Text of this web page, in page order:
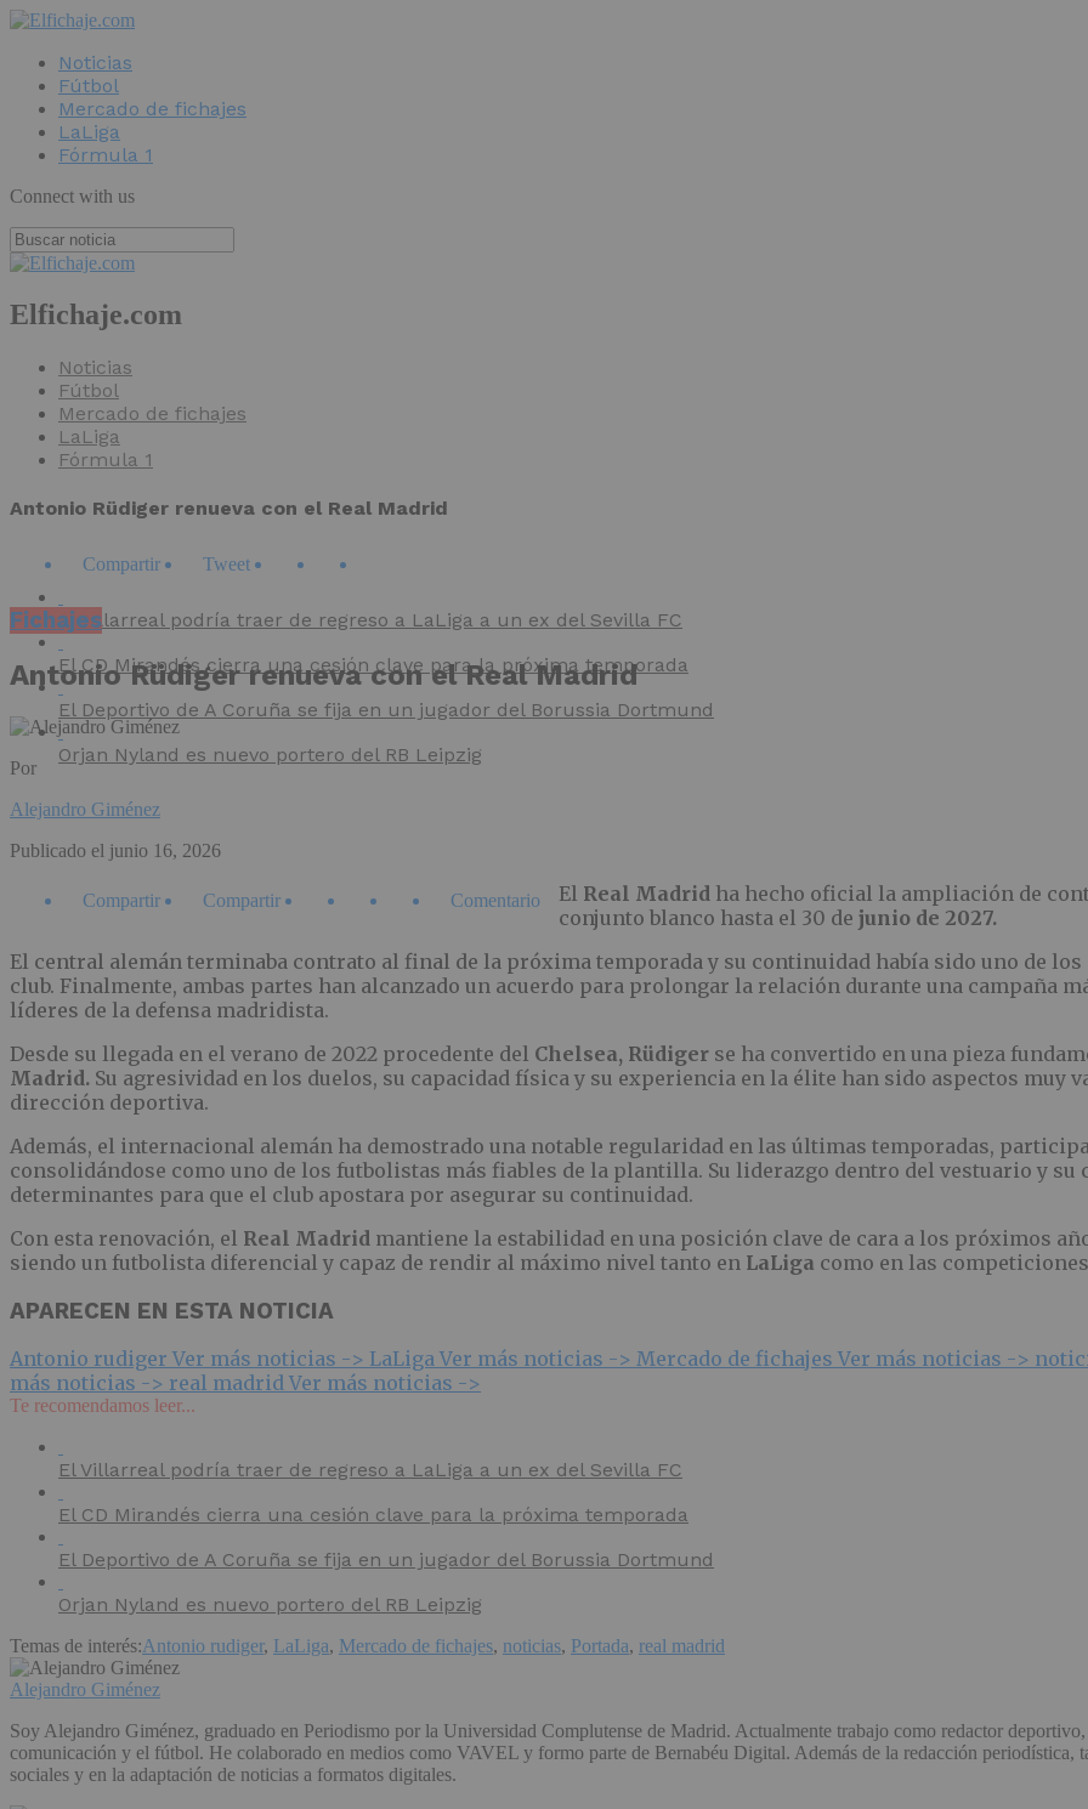
Noticias
Fútbol
Mercado de fichajes
LaLiga
Fórmula 1
Connect with us
Elfichaje.com
Noticias
Fútbol
Mercado de fichajes
LaLiga
Fórmula 1
Antonio Rüdiger renueva con el Real Madrid
Compartir Tweet
El Villarreal podría traer de regreso a LaLiga a un ex del Sevilla FC
El CD Mirandés cierra una cesión clave para la próxima temporada
El Deportivo de A Coruña se fija en un jugador del Borussia Dortmund
Orjan Nyland es nuevo portero del RB Leipzig
Fichajes
Antonio Rüdiger renueva con el Real Madrid
Por
Alejandro Giménez
Publicado el junio 16, 2026
Compartir Compartir Comentario El Real Madrid ha hecho oficial la ampliación de
conjunto blanco hasta el 30 de junio de 2027.
El central alemán terminaba contrato al final de la próxima temporada y su continuidad había sido uno de
club. Finalmente, ambas partes han alcanzado un acuerdo para prolongar la relación durante una campaña
líderes de la defensa madridista.
Desde su llegada en el verano de 2022 procedente del Chelsea, Rüdiger se ha convertido en una pieza
Madrid. Su agresividad en los duelos, su capacidad física y su experiencia en la élite han sido aspectos
dirección deportiva.
Además, el internacional alemán ha demostrado una notable regularidad en las últimas temporadas,
consolidándose como uno de los futbolistas más fiables de la plantilla. Su liderazgo dentro del vestuario y
determinantes para que el club apostara por asegurar su continuidad.
Con esta renovación, el Real Madrid mantiene la estabilidad en una posición clave de cara a los próximos
siendo un futbolista diferencial y capaz de rendir al máximo nivel tanto en LaLiga como en las
APARECEN EN ESTA NOTICIA
Antonio rudiger Ver más noticias -> LaLiga Ver más noticias -> Mercado de fichajes Ver más noticias ->
más noticias -> real madrid Ver más noticias ->
Te recomendamos leer...
El Villarreal podría traer de regreso a LaLiga a un ex del Sevilla FC
El CD Mirandés cierra una cesión clave para la próxima temporada
El Deportivo de A Coruña se fija en un jugador del Borussia Dortmund
Orjan Nyland es nuevo portero del RB Leipzig
Temas de interés:Antonio rudiger, LaLiga, Mercado de fichajes, noticias, Portada, real madrid
Alejandro Giménez
Soy Alejandro Giménez, graduado en Periodismo por la Universidad Complutense de Madrid. Actualmente trabajo como redactor
comunicación y el fútbol. He colaborado en medios como VAVEL y formo parte de Bernabéu Digital. Además de la redacción periodística,
sociales y en la adaptación de noticias a formatos digitales.